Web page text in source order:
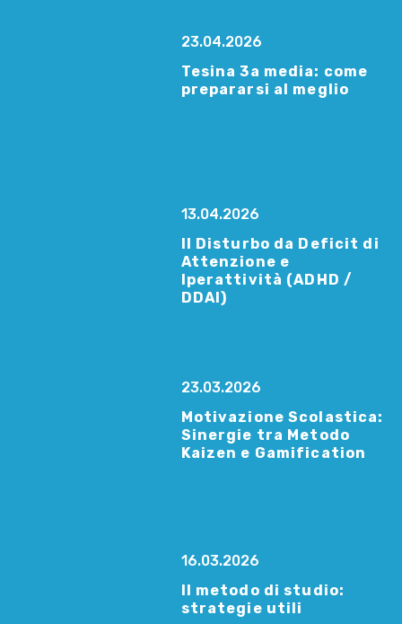
23.04.2026
Tesina 3a media: come
prepararsi al meglio
13.04.2026
Il Disturbo da Deficit di
Attenzione e
Iperattività (ADHD /
DDAI)
23.03.2026
Motivazione Scolastica:
Sinergie tra Metodo
Kaizen e Gamification
16.03.2026
Il metodo di studio:
strategie utili